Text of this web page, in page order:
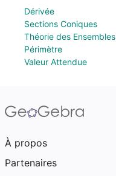
Dérivée
Sections Coniques
Théorie des Ensembles
Périmètre
Valeur Attendue
À propos
Partenaires